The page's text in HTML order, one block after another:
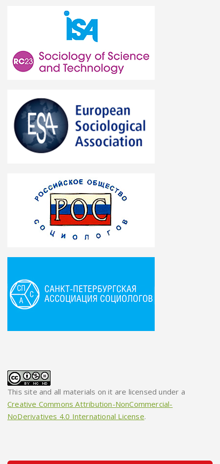
This site and all materials on it are licensed under a
Creative Commons Attribution-NonCommercial-
NoDerivatives 4.0 International License.